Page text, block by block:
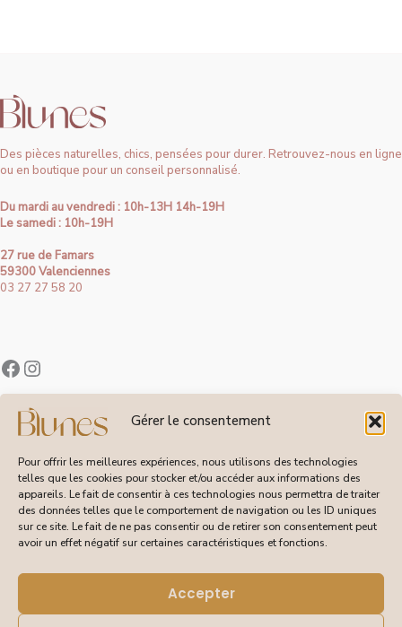
Gérer le consentement
Pour offrir les meilleures expériences, nous utilisons des technologies
telles que les cookies pour stocker et/ou accéder aux informations des
appareils. Le fait de consentir à ces technologies nous permettra de traiter
des données telles que le comportement de navigation ou les ID uniques
sur ce site. Le fait de ne pas consentir ou de retirer son consentement peut
avoir un effet négatif sur certaines caractéristiques et fonctions.
Accepter
Des pièces naturelles, chics, pensées pour durer. Retrouvez-nous en ligne
ou en boutique pour un conseil personnalisé.
Du mardi au vendredi : 10h-13H 14h-19H
Le samedi : 10h-19H
27 rue de Famars
59300 Valenciennes
03 27 27 58 20
Contact
À Propos de Blunes
CGV
Livraisons et Retours
Mentions Légales
Politique de Confidentialité